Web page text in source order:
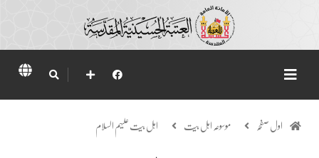
اول صفحہ موسوعہ اہل بیت اہل بیت علیہم السلام